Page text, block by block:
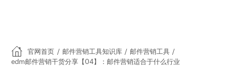
官网首页 / 邮件营销工具知识库 / 邮件营销工具 /
edm邮件营销干货分享【04】：邮件营销适合于什么行业